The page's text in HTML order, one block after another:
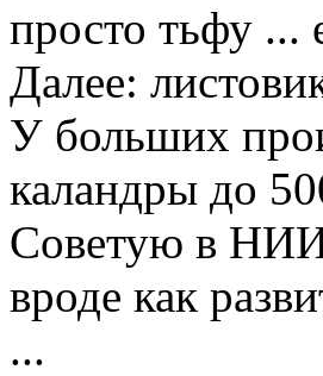
просто тьфу ...
Далее:
У больших
каландры до
Советую в
вроде как
...